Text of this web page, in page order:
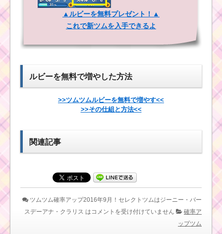
ツムはソーサラー・コ
ンサート・ホーンハッ
トミッキー
2016年7月！セレクト
ツムはマレフィセン
ト・サプライズエル
サ・アラジン
ハットミッキー･キャッ
入手するなら今がチャ
ンス
ツムツム確率アップ
2016年10月！セレクト
ツムはマレフィセント
トミッキー・キャット
ツムツム確率アップ
2017年4月！セレクト
ツムはマレフィセント
ドラゴン・クルエラ・
フック船
12月！セレクトツムは
BB-8
ツムツム確率アップ
レクトツムはハッピー
▲ルビーを無料プレゼント！▲
これで新ツムを入手できるよ
ルビーを無料で増やした方法
>>ツムツムルビーを無料で増やす<<
>>その仕組と方法<<
関連記事
ツムツム確率アップ2016年9月！セレクトツムはジーニー・バー
スデーアナ・クラリス は コメントを受け付けていません
確率ア
ップツム